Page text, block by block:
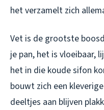
het verzamelt zich
Vet is de grootste
je pan, het is vloeibaar,
het in die koude sifon
bouwt zich een
deeltjes aan blijven